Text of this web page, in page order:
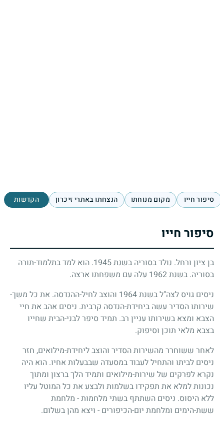
סיפור חייו מקום מנוחתו הנצחתו באתרי זיכרון הקדשות
סיפור חייו
בן ציון ורחל. נולד בסוריה בשנת1945. הוא למד בתלמוד-תורה
בסוריה. בשנת1962 עלה עם משפחתו ארצה.
ניסים גויס לצה"ל בשנת1964 והוצב לחיל-ההנדסה. את כל משך-
שירותו הסדיר עשה ביחידת-הנדסה קרבית. ניסים אהב את חיי
הצבא ומצא בשירותו עניין רב. תמיד סיפר לבני-הבית שחייו
בצבא מלאי תוכן וסיפוק.
לאחר ששוחרר מהשירות הסדיר והוצב ליחידת-מילואים, חזר
ניסים לביתו והתחיל לעבוד במסעדה שבבעלות אחיו. הוא היה
נקרא לפרקים של שירות-מילואים ותמיד הלך ברצון ומתוך
נכונות למלא את תפקידו בשלמות ולבצע את כל המוטל עליו
ללא היסוס. ניסים השתתף בשתי מלחמות - מלחמת
ששת-הימים ומלחמת יום-הכיפורים - ויצא מהן בשלום.